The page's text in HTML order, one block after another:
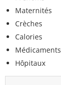
Maternités
Crèches
Calories
Médicaments
Hôpitaux